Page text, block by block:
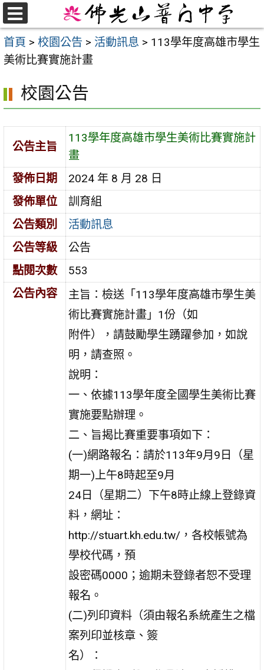
跳
至
主
要
首頁 > 校園公告 > 活動訊息 > 113學年度高雄市學生
美術比賽實施計畫
校園公告
公告主旨
113學年度高雄市學生美術比賽實施計
畫
發佈日期
2024 年 8 月 28 日
發佈單位
訓育組
公告類別
活動訊息
公告等級
公告
點閱次數
553
公告內容
主旨：檢送「113學年度高雄市學生美
術比賽實施計畫」1份（如
附件），請鼓勵學生踴躍參加，如說
明，請查照。
說明：
一、依據113學年度全國學生美術比賽
實施要點辦理。
二、旨揭比賽重要事項如下：
(一)網路報名：請於113年9月9日（星
期一)上午8時起至9月
24日（星期二）下午8時止線上登錄資
料，網址：
http://stuart.kh.edu.tw/，各校帳號為
學校代碼，預
設密碼0000；逾期未登錄者恕不受理
報名。
(二)列印資料（須由報名系統產生之檔
案列印並核章、簽
名）：
選
單